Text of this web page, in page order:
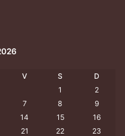
V S
D
1
2
7 8
9
14 15
16
21 22
23